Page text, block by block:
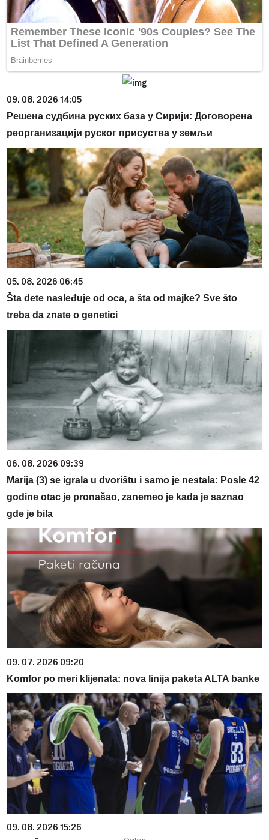
09. 08. 2026 14:05
Решена судбина руских база у Сирији: Договорена
реорганизацији руског присуства у земљи
05. 08. 2026 06:45
Šta dete nasleđuje od oca, a šta od majke? Sve što
treba da znate o genetici
06. 08. 2026 09:39
Marija (3) se igrala u dvorištu i samo je nestala: Posle 42
godine otac je pronašao, zanemeo je kada je saznao
gde je bila
09. 07. 2026 09:20
Komfor po meri klijenata: nova linija paketa ALTA banke
09. 08. 2026 15:26